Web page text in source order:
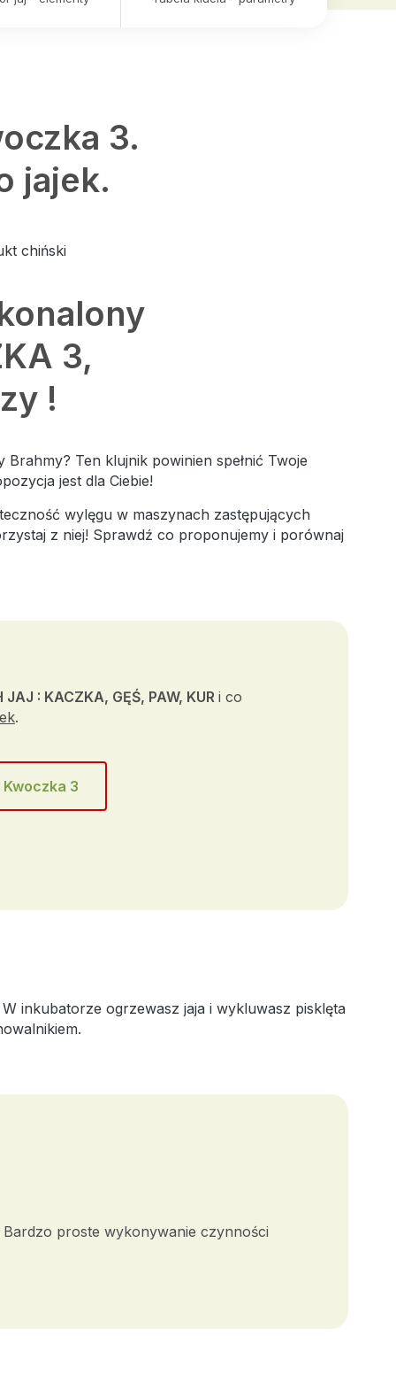
3.
jajek.
chiński
3,
!
Ten klujnik powinien spełnić Twoje
jest dla Ciebie!
wylęgu w maszynach zastępujących
z niej! Sprawdź co proponujemy i porównaj
: KACZKA, GĘŚ, PAW, KUR i co
.
3
inkubatorze ogrzewasz jaja i wykluwasz pisklęta
proste wykonywanie czynności